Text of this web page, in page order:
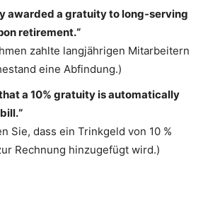
awarded a gratuity to long-serving
retirement.“
zahlte langjährigen Mitarbeitern
eine Abfindung.)
a 10% gratuity is automatically
Sie, dass ein Trinkgeld von 10 %
Rechnung hinzugefügt wird.)